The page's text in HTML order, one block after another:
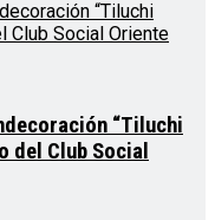
“Tiluchi
del Club Social